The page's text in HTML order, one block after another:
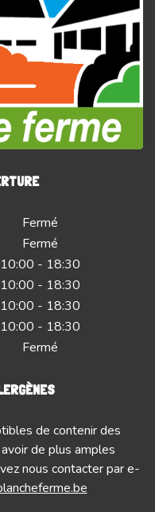
Fermé
Fermé
10:00 - 18:30
10:00 - 18:30
10:00 - 18:30
10:00 - 18:30
Fermé
de contenir des
de plus amples
nous contacter par e-